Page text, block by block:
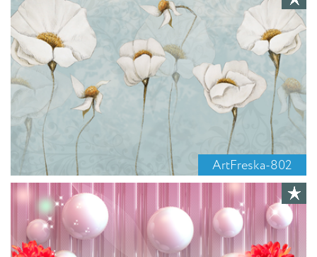
ArtFreska-802